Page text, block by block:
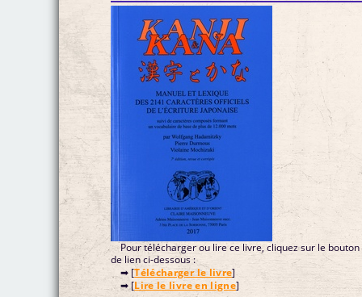
Pour télécharger ou lire ce livre, cliquez sur le bouton
de lien ci-dessous :
➡ [Télécharger le livre]
➡ [Lire le livre en ligne]